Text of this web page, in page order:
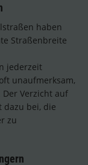
haben
Straßenbreite
jederzeit
unaufmerksam,
Verzicht auf
dazu bei, die
zu